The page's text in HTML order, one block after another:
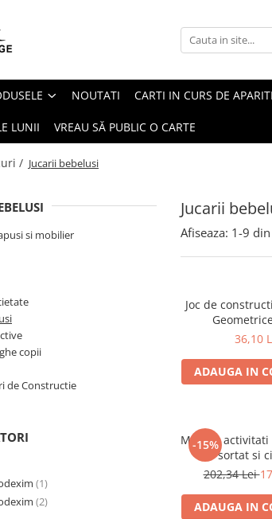
NOUTATI CARTI IN CURS DE
LUNII VREAU SĂ PUBLIC O CARTE
/ Jucarii bebelusi
Jucarii
si mobilier
copii
de Constructie
(1)
(2)
Afiseaza: 1-9 din
Joc de
36,10
ADAUGA IN
-15%
Masuta
sortat si
202,34 Lei
ADAUGA IN